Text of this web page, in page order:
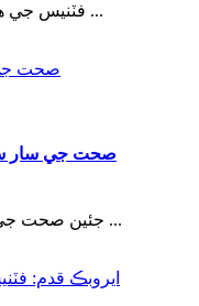
فٽنيس جي هميشه ارتقا جي دنيا ۾، فائي ...
صحت جي سار
جئين صحت جي ساراهي صنعت جاري آهي ...